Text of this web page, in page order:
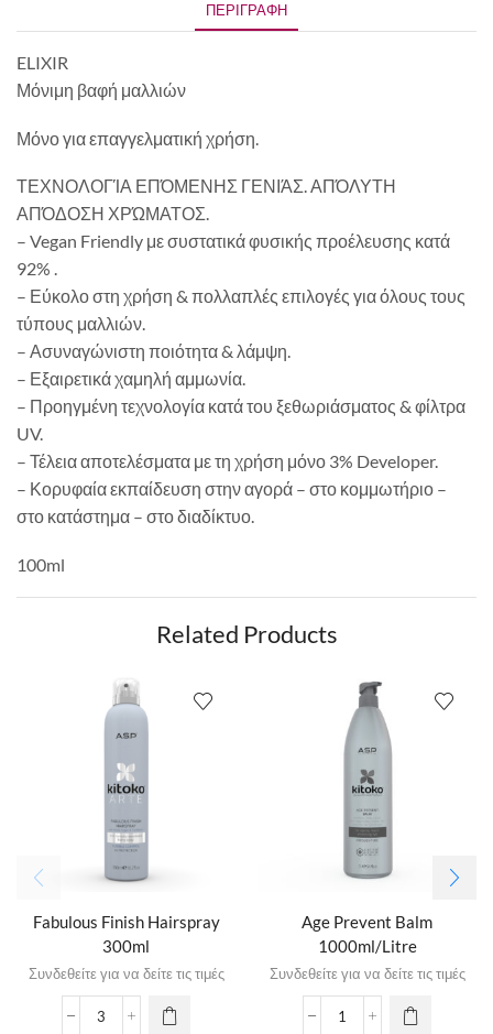
ΠΕΡΙΓΡΑΦΉ
ELIXIR
Μόνιμη βαφή μαλλιών
Μόνο για επαγγελματική χρήση.
ΤΕΧΝΟΛΟΓΊΑ ΕΠΌΜΕΝΗΣ ΓΕΝΙΆΣ. ΑΠΌΛΥΤΗ
ΑΠΌΔΟΣΗ ΧΡΏΜΑΤΟΣ.
– Vegan Friendly με συστατικά φυσικής προέλευσης κατά
92% .
– Εύκολο στη χρήση & πολλαπλές επιλογές για όλους τους
τύπους μαλλιών.
– Ασυναγώνιστη ποιότητα & λάμψη.
– Εξαιρετικά χαμηλή αμμωνία.
– Προηγμένη τεχνολογία κατά του ξεθωριάσματος & φίλτρα
UV.
– Τέλεια αποτελέσματα με τη χρήση μόνο 3% Developer.
– Κορυφαία εκπαίδευση στην αγορά – στο κομμωτήριο –
στο κατάστημα – στο διαδίκτυο.
100ml
Related Products
Fabulous Finish Hairspray
300ml
Συνδεθείτε για να δείτε τις τιμές
Age Prevent Balm
1000ml/Litre
Συνδεθείτε για να δείτε τις τιμές